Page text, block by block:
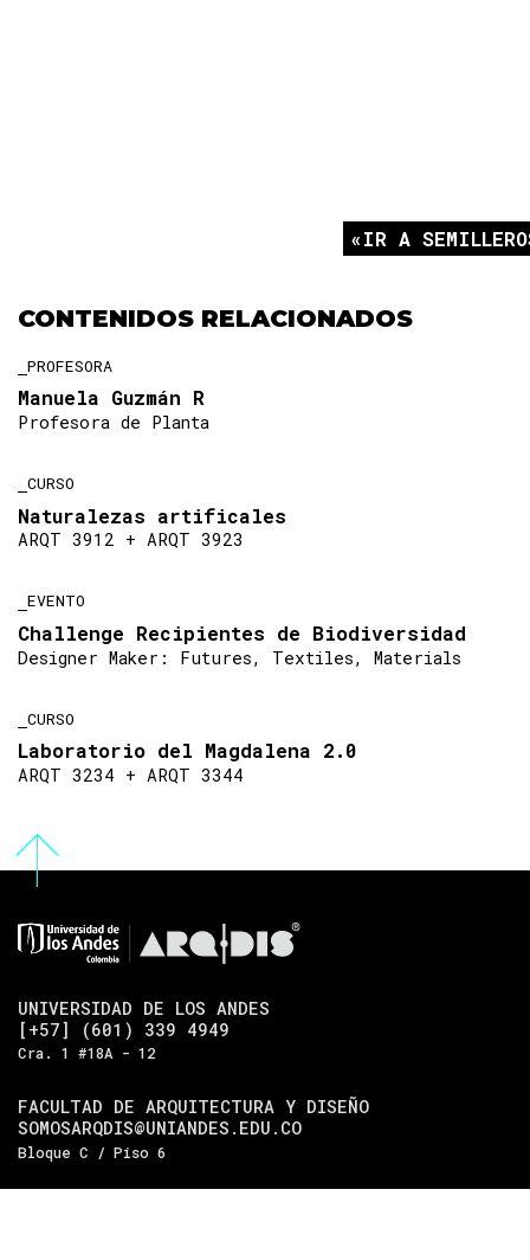
IR A
CONTENIDOS RELACIONADOS
PROFESORA
Manuela Guzmán R
Profesora de Planta
CURSO
Naturalezas artificales
ARQT 3912 + ARQT 3923
EVENTO
Challenge Recipientes de Biodiversidad
Designer Maker: Futures, Textiles, Materials
CURSO
Laboratorio del Magdalena 2.0
ARQT 3234 + ARQT 3344
UNIVERSIDAD DE LOS ANDES
[+57] (601) 339 4949
Cra. 1 #18A - 12
FACULTAD DE ARQUITECTURA Y DISEÑO
SOMOSARQDIS@UNIANDES.EDU.CO
Bloque C / Piso 6